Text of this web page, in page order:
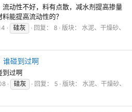
动性不好，料有点散，减水剂提高掺量
能提高流动性的？
硅灰 回复： 8 版块： 水泥、干燥砂、
谁碰到过啊
到过啊
硅灰 回复： 5 版块： 水泥、干燥砂、